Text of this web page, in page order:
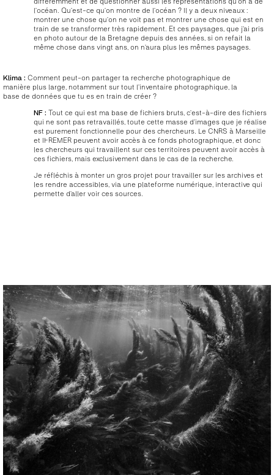
l’océan. Qu’est-ce qu’on montre de l’océan ? Il y a deux niveaux :
montrer une chose qu’on ne voit pas et montrer une chose qui est en
train de se transformer très rapidement. Et ces paysages, que j’ai pris
en photo autour de la Bretagne depuis des années, si on refait la
même chose dans vingt ans, on n’aura plus les mêmes paysages.
Klima : Comment peut-on partager ta recherche photographique de
manière plus large, notamment sur tout l’inventaire photographique, la
base de données que tu es en train de créer ?
NF : Tout ce qui est ma base de fichiers bruts, c’est-à-dire des fichiers
qui ne sont pas retravaillés, toute cette masse d’images que je réalise
est purement fonctionnelle pour des chercheurs. Le CNRS à Marseille
et IFREMER peuvent avoir accès à ce fonds photographique, et donc
les chercheurs qui travaillent sur ces territoires peuvent avoir accès à
ces fichiers, mais exclusivement dans le cas de la recherche.
Je réfléchis à monter un gros projet pour travailler sur les archives et
les rendre accessibles, via une plateforme numérique, interactive qui
permette d’aller voir ces sources.